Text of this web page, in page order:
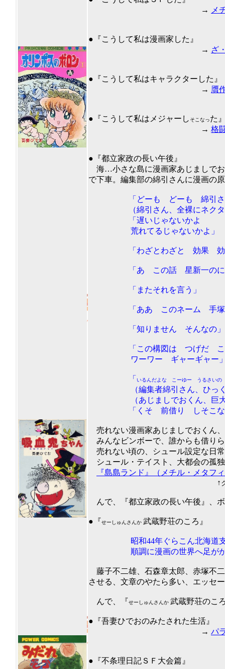
→
メ
●『こうして私は漫画家した』
→ ざ
●『こうして私はキャラクターした』
→ 贋
●『こうして私はメジャーし そこなった
→ 格
●『都立家政の長い午後』
海…小さな島に漫画家あじましで
で下車。編集部の綿引さんに漫画の
「どーも どーも 綿引さ
（綿引さん、全裸にネクタイ
「遅いじゃないかよ
荒れてるじゃないかよ」
「わざとわざと 効果 効
「あ この話 星新一のにあ
「またそれを言う」
「ああ このネーム 手塚の宇
「知りません そんなの」
「この構図は つげだ この
ワーワー ギャーギャー
「 いるんだよな こーゆー うるさい
（編集者綿引さん、ひっく
（あじましでおくん、巨大な
「くそ 前借り しそこな
売れない漫画家あじましでおくん
みんなビンボーで、誰からも借り
売れない頃の、シュール設定な日
シュール・テイスト、大都会の孤
『島島ランド』（メチル・メタフ
↑
んで、『都立家政の長い午後』、
●『せーしゅんさんか 武蔵野荘のころ』
昭和44年ぐらこん北海道支
順調に漫画の世界へ足がかり
藤子不二雄、石森章太郎、赤塚不
させる、文章のやたら多い、エッセ
んで、『せーしゅんさんか 武蔵野荘のこ
●『吾妻ひでおのみたされた生活』
→ パ
●『不条理日記ＳＦ大会篇』